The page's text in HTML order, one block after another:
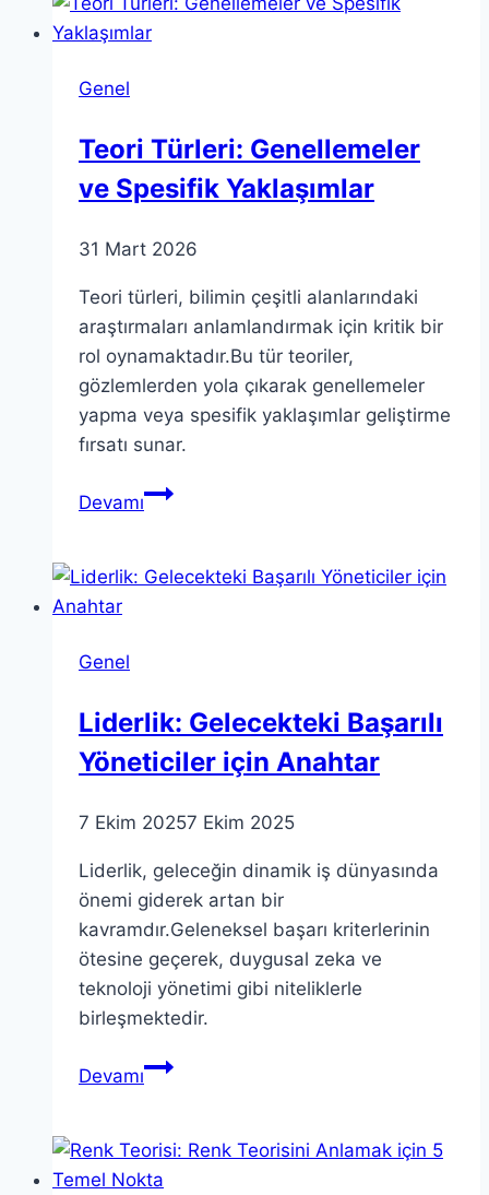
Genel
Teori Türleri: Genellemeler
ve Spesifik Yaklaşımlar
31 Mart 2026
Teori türleri, bilimin çeşitli alanlarındaki
araştırmaları anlamlandırmak için kritik bir
rol oynamaktadır.Bu tür teoriler,
gözlemlerden yola çıkarak genellemeler
yapma veya spesifik yaklaşımlar geliştirme
fırsatı sunar.
DevamıTeori
ve
Genel
Liderlik: Gelecekteki Başarılı
Yöneticiler için Anahtar
7 Ekim 20257 Ekim 2025
Liderlik, geleceğin dinamik iş dünyasında
önemi giderek artan bir
kavramdır.Geleneksel başarı kriterlerinin
ötesine geçerek, duygusal zeka ve
teknoloji yönetimi gibi niteliklerle
birleşmektedir.
DevamıLiderlik:
Yöneticiler
için